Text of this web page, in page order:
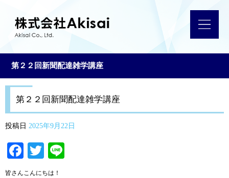
第２２回新聞配達雑学講座
第２２回新聞配達雑学講座
投稿日 2025年9月22日
Facebook
Twitter
皆さんこんにちは！